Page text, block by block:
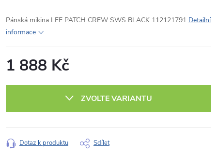
Pánská mikina LEE PATCH CREW SWS BLACK 112121791 Detailní
informace
1 888 Kč
ZVOLTE VARIANTU
Dotaz k produktu Sdílet